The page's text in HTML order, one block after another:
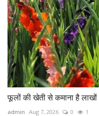
फूलों की खेती से कमाना है
admin Aug 7, 2026 0 1